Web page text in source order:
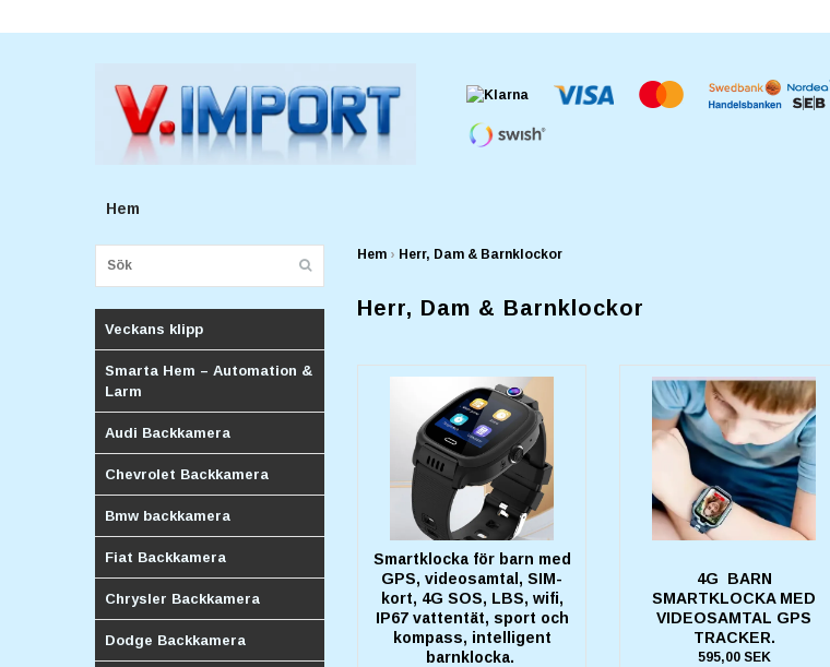
Hem
Veckans klipp
Smarta Hem – Automation &
Larm
Audi Backkamera
Chevrolet Backkamera
Bmw backkamera
Fiat Backkamera
Chrysler Backkamera
Dodge Backkamera
Hem › Herr, Dam & Barnklockor
Herr, Dam & Barnklockor
Smartklocka för barn med
GPS, videosamtal, SIM-
kort, 4G SOS, LBS, wifi,
IP67 vattentät, sport och
kompass, intelligent
barnklocka.
4G BARN
SMARTKLOCKA MED
VIDEOSAMTAL GPS
TRACKER.
595,00 SEK